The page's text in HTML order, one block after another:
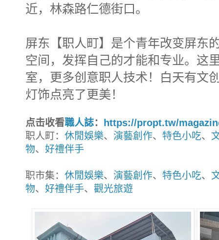
近，林森路仁德街口。
屏东【职人町】是个青年改变屏东
空间，发挥自己的才能和专业。这
室，更多创意职人技术！白天有文
灯饰点亮了更美！
点击收看職人誌： https://propt.tw/
职人町： 休閒娛樂、 演藝創作、 特色小吃、
物、 好禮伴手
职市集： 休閒娛樂、 演藝創作、 特色小吃、
物、 好禮伴手、 觀光旅遊